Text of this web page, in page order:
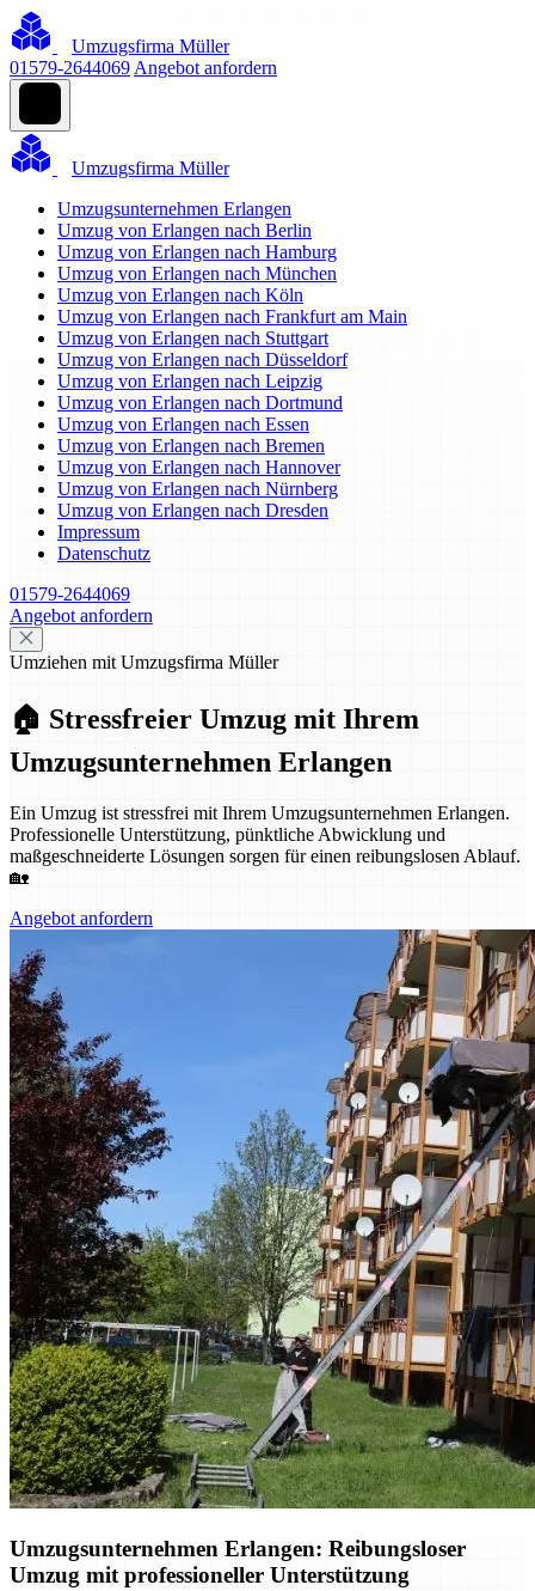
Umzugsfirma Müller
01579-2644069 Angebot anfordern
Umzugsfirma Müller
Umzugsunternehmen Erlangen
Umzug von Erlangen nach Berlin
Umzug von Erlangen nach Hamburg
Umzug von Erlangen nach München
Umzug von Erlangen nach Köln
Umzug von Erlangen nach Frankfurt am Main
Umzug von Erlangen nach Stuttgart
Umzug von Erlangen nach Düsseldorf
Umzug von Erlangen nach Leipzig
Umzug von Erlangen nach Dortmund
Umzug von Erlangen nach Essen
Umzug von Erlangen nach Bremen
Umzug von Erlangen nach Hannover
Umzug von Erlangen nach Nürnberg
Umzug von Erlangen nach Dresden
Impressum
Datenschutz
01579-2644069
Angebot anfordern
Umziehen mit Umzugsfirma Müller
🏠 Stressfreier Umzug mit Ihrem
Umzugsunternehmen Erlangen
Ein Umzug ist stressfrei mit Ihrem Umzugsunternehmen Erlangen.
Professionelle Unterstützung, pünktliche Abwicklung und
maßgeschneiderte Lösungen sorgen für einen reibungslosen Ablauf.
🏡
Angebot anfordern
Umzugsunternehmen Erlangen: Reibungsloser
Umzug mit professioneller Unterstützung